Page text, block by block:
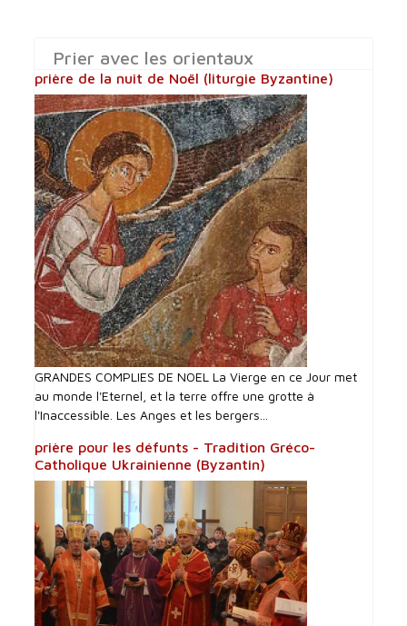
Prier avec les orientaux
prière de la nuit de Noël (liturgie Byzantine)
GRANDES COMPLIES DE NOEL La Vierge en ce Jour met
au monde l'Eternel, et la terre offre une grotte à
l'Inaccessible. Les Anges et les bergers...
prière pour les défunts - Tradition Gréco-
Catholique Ukrainienne (Byzantin)